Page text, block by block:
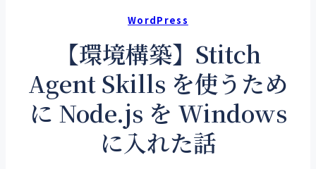
WordPress
【環境構築】Stitch
Agent Skills を使うため
に Node.js を Windows
に入れた話